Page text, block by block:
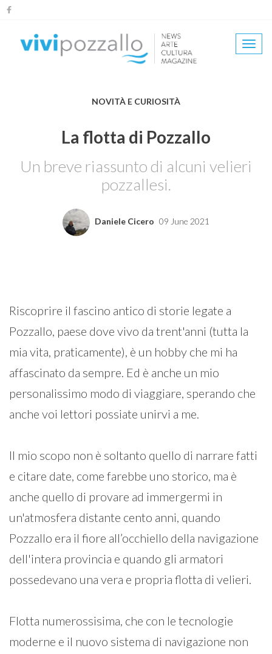
Salta
contenuto
NOVITÀ E CURIOSITÀ
La flotta di Pozzallo
Un breve riassunto di alcuni velieri
pozzallesi.
Daniele Cicero 09 June 2021
Riscoprire il fascino antico di storie legate a
Pozzallo, paese dove vivo da trent'anni (tutta la
mia vita, praticamente), è un hobby che mi ha
affascinato da sempre. Ed è anche un mio
personalissimo modo di viaggiare, sperando che
anche voi lettori possiate unirvi a me.
Il mio scopo non è soltanto quello di narrare fatti
e citare date, come farebbe uno storico, ma è
anche quello di provare ad immergermi in
un'atmosfera distante cento anni, quando
Pozzallo era il fiore all’occhiello della navigazione
dell'intera provincia e quando gli armatori
possedevano una vera e propria flotta di velieri.
Flotta numerossisima, che con le tecnologie
moderne e il nuovo sistema di navigazione non